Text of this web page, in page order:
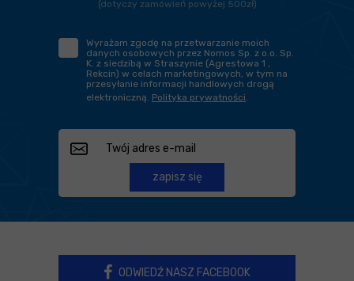
(dotyczy zamówień powyżej 500zł)
Wyrażam zgodę na przetwarzanie moich
danych osobowych przez Nomos Sp. z o.o. Sp.
K. z siedzibą w Straszynie (Agrestowa 1 ,
Rekcin) w celach marketingowych, w tym na
przesyłanie informacji handlowych drogą
elektroniczną. Polityka prywatności
zapisz się
ODWIEDŹ NASZ FACEBOOK